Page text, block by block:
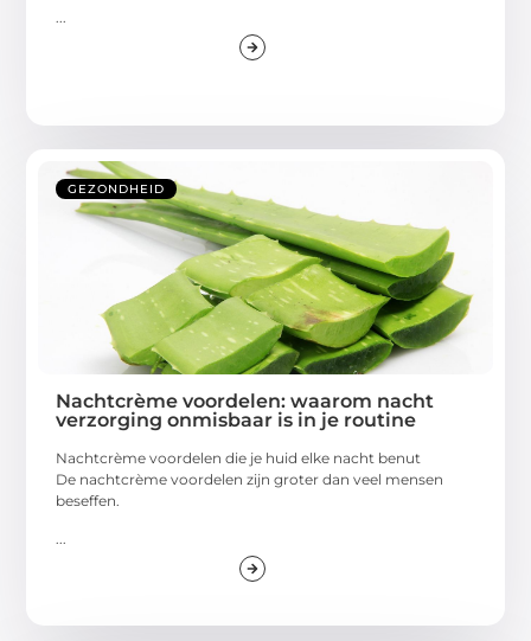
...
GEZONDHEID
Nachtcrème voordelen: waarom nacht
verzorging onmisbaar is in je routine
Nachtcrème voordelen die je huid elke nacht benut
De nachtcrème voordelen zijn groter dan veel mensen
beseffen.
...